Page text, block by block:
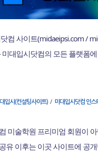
컴 사이트(midaeipsi.com /
미대입시닷컴의 모든 플랫폼
입시(컨설팅사이트)/ 미대입시닷컴 인스
미술학원 프리미엄 회원이
유 이후는 이곳 사이트에 공